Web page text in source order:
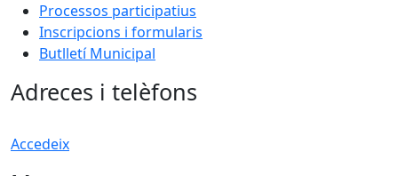
Processos participatius
Inscripcions i formularis
Butlletí Municipal
Adreces i telèfons
Accedeix